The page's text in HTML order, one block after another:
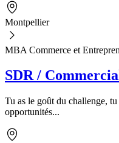
Montpellier
MBA Commerce et
SDR /
Tu as le goût du challenge,
opportunités...